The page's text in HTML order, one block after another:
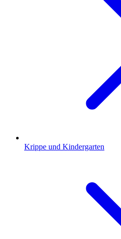
Krippe und Kindergarten